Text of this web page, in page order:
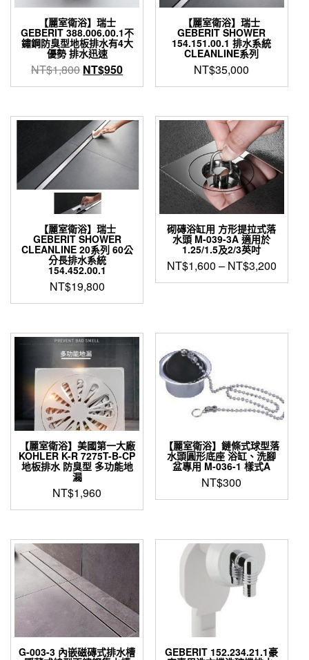
【麗室衛浴】瑞士
GEBERIT 388.006.00.1不
鏽鋼防臭型地板排水有4大
優勢 排水迅速
NT$1,800 原
始
格：
NT$1,800。
NT$950目
前
格：
NT$950。
【麗室衛浴】瑞士
GEBERIT SHOWER
154.151.00.1 排水系統
CLEANLINE系列
NT$35,000
【麗室衛浴】瑞士
GEBERIT SHOWER
CLEANLINE 20系列 60公
分長排水系統
154.452.00.1
NT$19,800
砌磚浴缸用 方形提拉式落
水頭 M-039-3A 適用於
1.25/1.5及2/3英吋
NT$1,600 – NT$3,200
此
式。
可
在
品
頁
面
選
【麗室衛浴】美國第一大廠
KOHLER K-R 7275T-B-CP
地板排水 防臭型 多功能地
漏
NT$1,960
【麗室衛浴】鏈條式球型落
水頭圓形底座 浴缸、洗腳
盆專用 M-036-1 樣式A
NT$300
G-003-3 內嵌磁磚式排水槽 GEBERIT 152.234.21.1豪